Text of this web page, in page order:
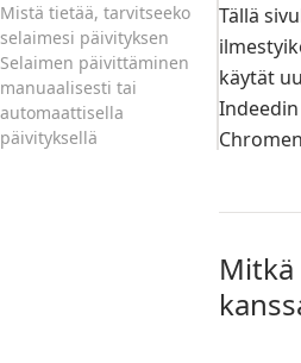
Mistä tietää, tarvitseeko
selaimesi päivityksen
Selaimen päivittäminen
manuaalisesti tai
automaattisella
päivityksellä
Tällä
käytät